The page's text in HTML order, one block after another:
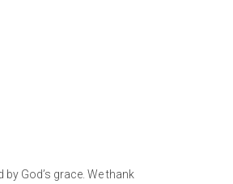
God’s grace. We thank